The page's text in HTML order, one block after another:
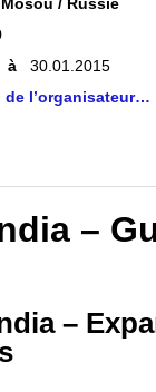
à 30.01.2015
de l’organisateur…
–
–